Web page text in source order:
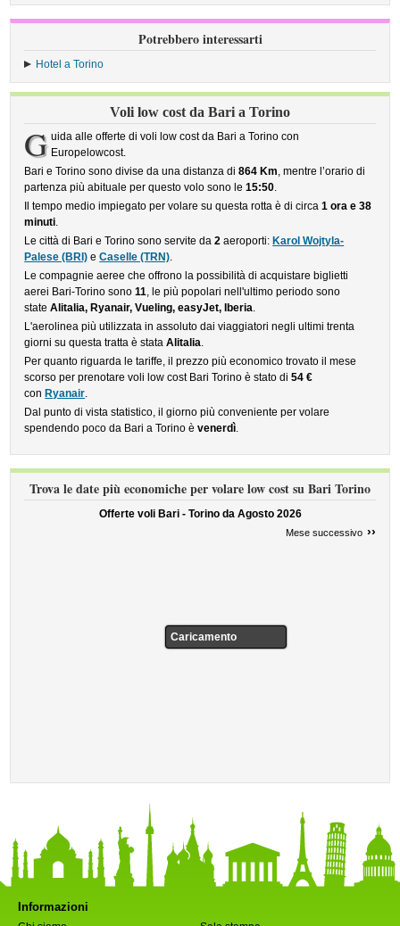
Potrebbero interessarti
Hotel a Torino
Voli low cost da Bari a Torino
G uida alle offerte di voli low cost da Bari a Torino con
Europelowcost.
Bari e Torino sono divise da una distanza di864 Km, mentre l’orario di
partenza più abituale per questo volo sono le15:50.
Il tempo medio impiegato per volare su questa rotta è di circa1 ora e 38
minuti.
Le città di Bari e Torino sono servite da2 aeroporti: Karol Wojtyla-
Palese (BRI) eCaselle (TRN).
Le compagnie aeree che offrono la possibilità di acquistare biglietti
aerei Bari-Torino sono11, le più popolari nell'ultimo periodo sono
stateAlitalia, Ryanair, Vueling, easyJet, Iberia.
L'aerolinea più utilizzata in assoluto dai viaggiatori negli ultimi trenta
giorni su questa tratta è stataAlitalia.
Per quanto riguarda le tariffe, il prezzo più economico trovato il mese
scorso per prenotare voli low cost Bari Torino è stato di54 €
con Ryanair.
Dal punto di vista statistico, il giorno più conveniente per volare
spendendo poco da Bari a Torino èvenerdì.
Trova le date più economiche per volare low cost su Bari Torino
Offerte voli Bari - Torino da Agosto 2026
Mese successivo ››
Caricamento
Informazioni